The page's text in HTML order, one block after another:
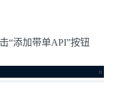
“添加带单API”按钮